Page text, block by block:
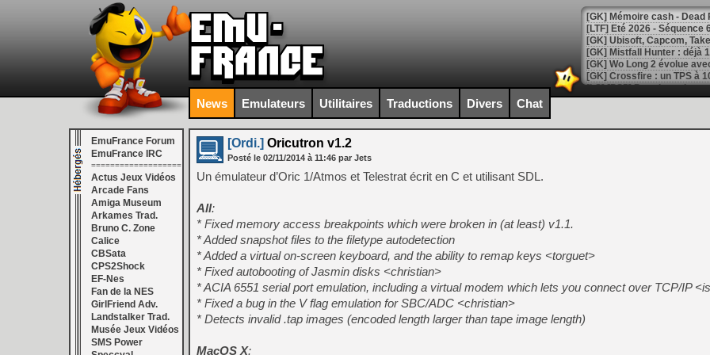
[LTF] Eté 2026 - Séquence
[GK] Mistfall Hunter : déjà
[GK] Wo Long 2 évolue
[GK] Crossfire : un TPS à
[LS] [PS5] Premiers
[Mo5] DOOM arrive en
[GK] Bethesda fête les 30
[GK] Roblox : l'action en
[GK] Agenda - GeForce
[GK] Devolver Digital en a
[LS] [PS5] ps5-y2jb-
[GK] Pourquoi Marvel
[GK] Test : Restory : Chill
[GK] GTA 6 : Rockstar
[GK] Hot Wheels Infinite
[GK] Mémoire cash -
News Emulateurs Utilitaires Traductions Divers Chat
EmuFrance Forum
EmuFrance IRC
===================
Actus Jeux Vidéos
Arcade Fans
Amiga Museum
Arkames Trad.
Bruno C. Zone
Calice
CBSata
CPS2Shock
EF-Nes
Fan de la NES
GirlFriend Adv.
Landstalker Trad.
Musée Jeux Vidéos
SMS Power
[Ordi.] Oricutron v1.2
Posté le 02/11/2014 à 11:46 par Jets
Un émulateur d’Oric 1/Atmos et Telestrat écrit en C et utilisant SDL.
All:
* Fixed memory access breakpoints which were broken in (at least) v1.1.
* Added snapshot files to the filetype autodetection
* Added a virtual on-screen keyboard, and the ability to remap keys <torguet>
* Fixed autobooting of Jasmin disks <christian>
* ACIA 6551 serial port emulation, including a virtual modem which lets you connect over TCP/IP
* Fixed a bug in the V flag emulation for SBC/ADC <christian>
* Detects invalid .tap images (encoded length larger than tape image length)
MacOS X: